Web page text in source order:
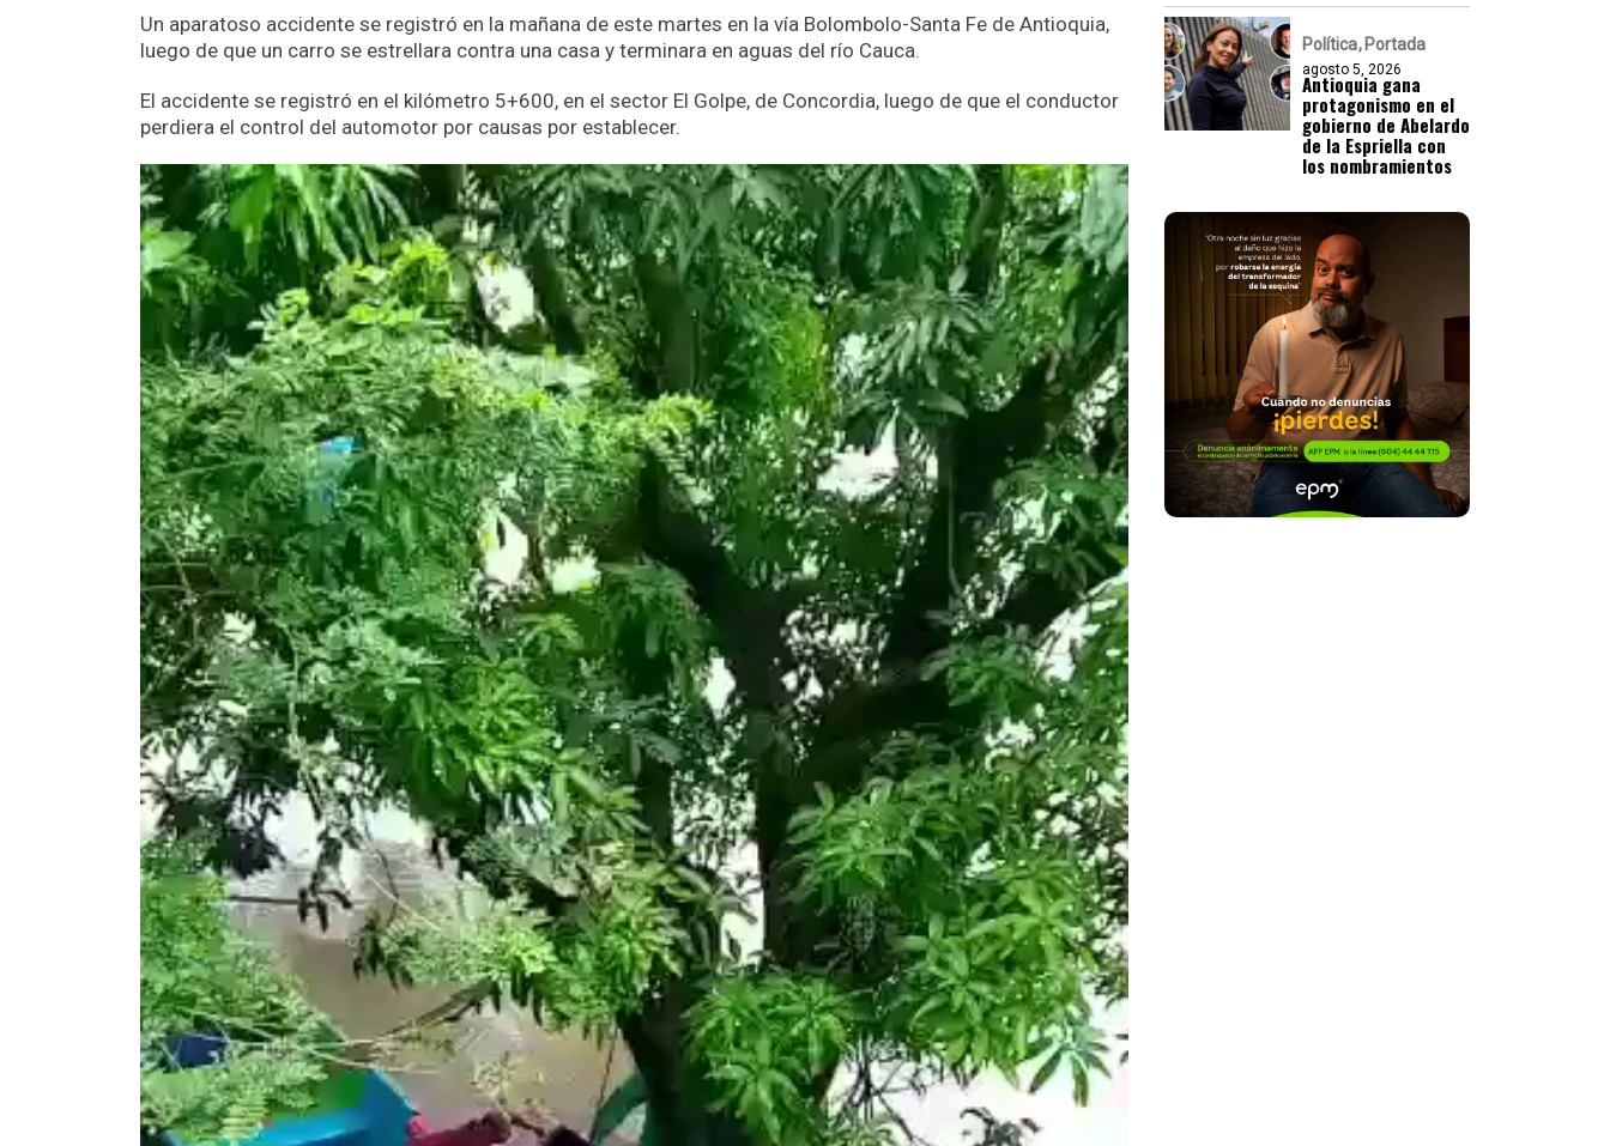
Un aparatoso accidente se registró en la mañana de este martes en la vía Bolombolo-Santa Fe de Antioquia,
luego de que un carro se estrellara contra una casa y terminara en aguas del río Cauca.
El accidente se registró en el kilómetro 5+600, en el sector El Golpe, de Concordia, luego de que el conductor
perdiera el control del automotor por causas por establecer.
Política Portada
agosto 5, 2026
Antioquia gana
protagonismo en el
gobierno de Abelardo
de la Espriella con
los nombramientos